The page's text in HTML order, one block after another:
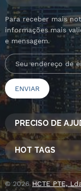
Para receber mais
informações mais
e mensagem.
PRECISO DE
HOT TAGS
© 2026HCTE PTE,